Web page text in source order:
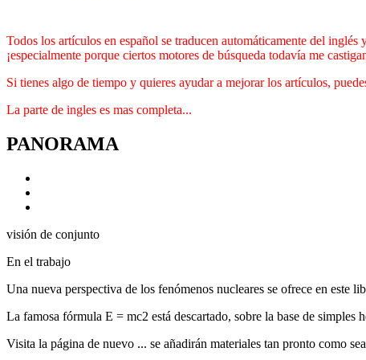
Todos los artículos en español se traducen automáticamente del
¡especialmente porque ciertos motores de búsqueda todavía me
Si tienes algo de tiempo y quieres ayudar a mejorar los artículos,
La parte de ingles es mas completa...
PANORAMA
visión de conjunto
En el trabajo
Una nueva perspectiva de los fenómenos nucleares se ofrece en este
La famosa fórmula E = mc2 está descartado, sobre la base de simples
Visita la página de nuevo ... se añadirán materiales tan pronto como